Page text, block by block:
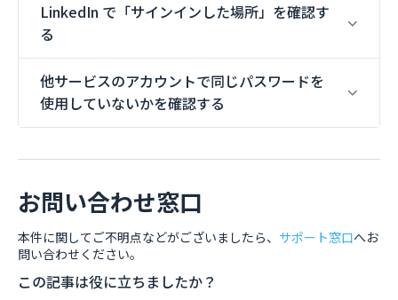
LinkedIn で「サインインした場所」を確認す
る
他サービスのアカウントで同じパスワードを
使用していないかを確認する
お問い合わせ窓口
本件に関してご不明点などがございましたら、 サポート窓口へお
問い合わせください。
この記事は役に立ちましたか？